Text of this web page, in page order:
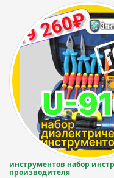
инструментов набор
производителя